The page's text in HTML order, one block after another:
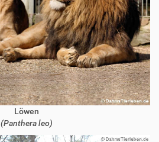
Löwen
(Panthera leo)